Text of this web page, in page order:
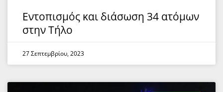
Εντοπισμός και διάσωση 34 ατόμων
στην Τήλο
27 Σεπτεμβρίου, 2023